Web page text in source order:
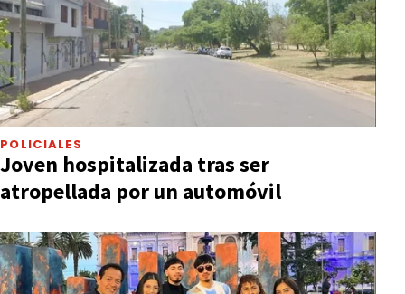
POLICIALES
Joven hospitalizada tras ser
atropellada por un automóvil